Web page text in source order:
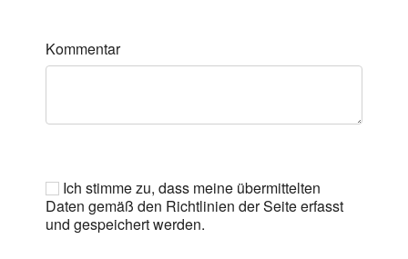
Kommentar
Ich stimme zu, dass meine übermittelten
Daten gemäß den Richtlinien der Seite erfasst
und gespeichert werden.